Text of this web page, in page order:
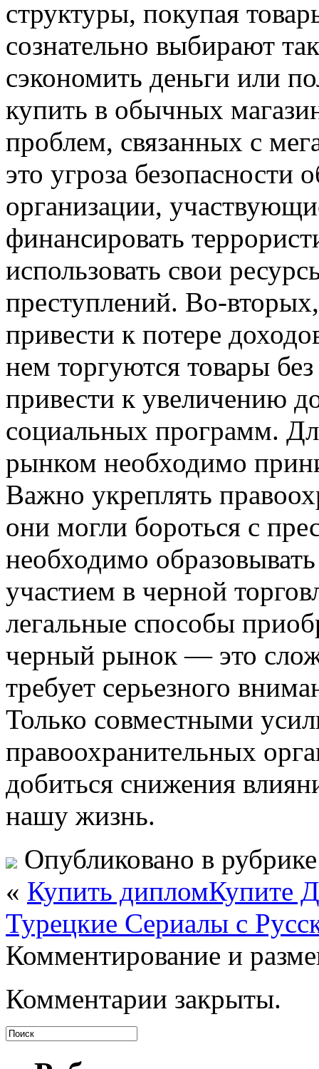
структуры, покупая
сознательно выбирают
сэкономить деньги или
купить в обычных
проблем, связанных с
это угроза безопасности
организации,
финансировать
использовать свои
преступлений. Во-
привести к потере
нем торгуются товары
привести к увеличению
социальных программ.
рынком необходимо
Важно укреплять
они могли бороться с
необходимо
участием в черной
легальные способы
черный рынок — это
требует серьезного
Только совместными
правоохранительных
добиться снижения
нашу жизнь.
Опубликовано в
« Купить дипломКупите
Турецкие Сериалы с
Комментирование и
Комментарии закрыты.